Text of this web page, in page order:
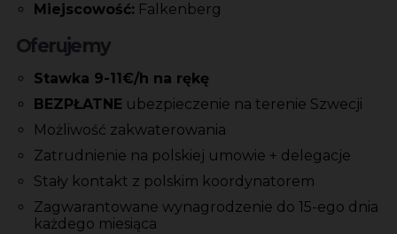
Miejscowość: Falkenberg
Oferujemy
Stawka 9-11€/h na rękę
BEZPŁATNE ubezpieczenie na terenie Szwecji
Możliwość zakwaterowania
Zatrudnienie na polskiej umowie + delegacje
Stały kontakt z polskim koordynatorem
Zagwarantowane wynagrodzenie do 15-ego dnia
każdego miesiąca